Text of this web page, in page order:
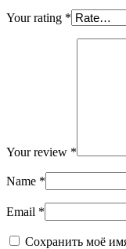
Your rating *
Your review *
Name *
Email *
Сохранить моё